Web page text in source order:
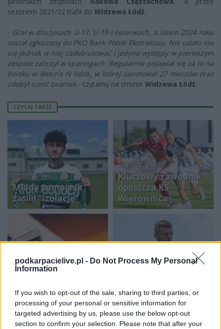
podkarpacielive.pl - Do Not Process My Personal
Information
If you wish to opt-out of the sale, sharing to third parties, or
processing of your personal or sensitive information for
targeted advertising by us, please use the below opt-out
section to confirm your selection. Please note that after your
sezonem 2021/22 trafił do Widzewa Łódź.
- Grał w drużynach U-17, U-19 i rezerwach, a latem 2024 roku
został zgłoszony do PKO Bank Polski Ekstraklasy. Nie udało mu
się jednak w niej zadebiutować i jedyne występy w pierwszym
zespole zaliczył w sparingach. Regularnie pojawiał się za to na
boisku w Betcris IV lidze, w której zanotował 27 meczów oraz
zdobył sześć bramek - czytamy na stronie Widzewa Łódź.
CZYTAJ TAKŻE
2025-07-22 18:27
Młody pomocnik
zasilił "Izolację"
2025-07-22 19:05
Kluczowy zawodnik
opuszcza KS
Wiązownica
2025-07-22 22:57
Freebet bez depozytu
obstawiać?
Błażowianka
sparingu